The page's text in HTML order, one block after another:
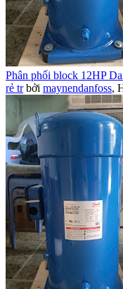
Phân phối block 12HP
rẻ tr bởi maynendanfoss,